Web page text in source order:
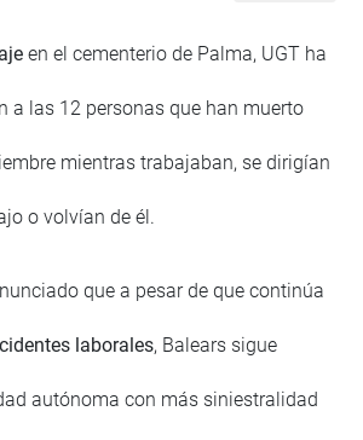
en el cementerio de Palma, UGT ha
a las 12 personas que han muerto
mientras trabajaban, se dirigían
o volvían de él.
que a pesar de que continúa
laborales, Balears sigue
autónoma con más siniestralidad